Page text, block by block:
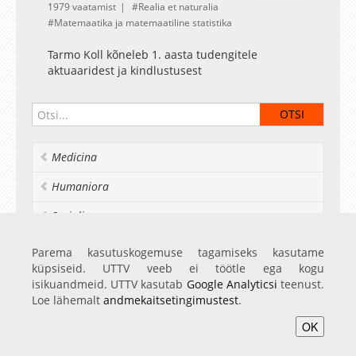
1979 vaatamist
Realia et naturalia
Matemaatika ja matemaatiline statistika
Tarmo Koll kõneleb 1. aasta tudengitele
aktuaaridest ja kindlustusest
Medicina
Humaniora
Socialia
Realia et naturalia
Ülikoolist veel
Parema kasutuskogemuse tagamiseks kasutame
küpsiseid. UTTV veeb ei töötle ega kogu
isikuandmeid. UTTV kasutab Google Analyticsi teenust.
Loe lähemalt andmekaitsetingimustest.
OK